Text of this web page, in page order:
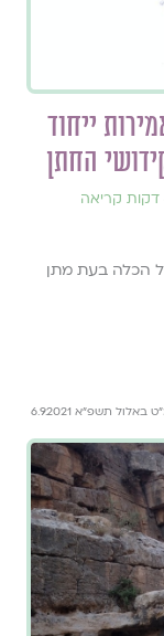
ייחוד
החתן
הכלה בעת מתן
באלול תשפ״א 6.9.2021